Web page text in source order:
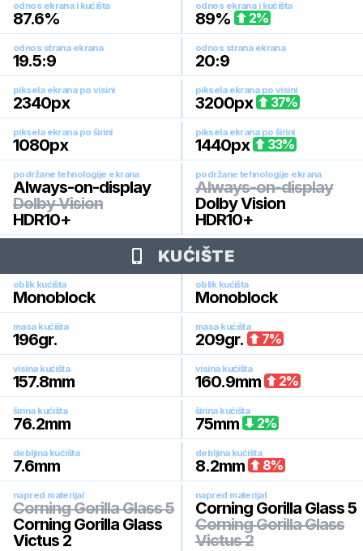
odnos ekrana i kućišta
87.6%
odnos ekrana i kućišta
89% 2%
odnos strana ekrana
19.5:9
odnos strana ekrana
20:9
piksela ekrana po visini
2340px
piksela ekrana po visini
3200px 37%
piksela ekrana po širini
1080px
piksela ekrana po širini
1440px 33%
podržane tehnologije ekrana
Always-on-display
Dolby Vision
HDR10+
podržane tehnologije ekrana
Always-on-display
Dolby Vision
HDR10+
KUĆIŠTE
oblik kućišta
Monoblock
oblik kućišta
Monoblock
masa kućišta
196gr.
masa kućišta
209gr. 7%
visina kućišta
157.8mm
visina kućišta
160.9mm 2%
širina kućišta
76.2mm
širina kućišta
75mm 2%
debljina kućišta
7.6mm
debljina kućišta
8.2mm 8%
napred materijal
Corning Gorilla Glass 5
Corning Gorilla Glass
Victus 2
napred materijal
Corning Gorilla Glass 5
Corning Gorilla Glass
Victus 2